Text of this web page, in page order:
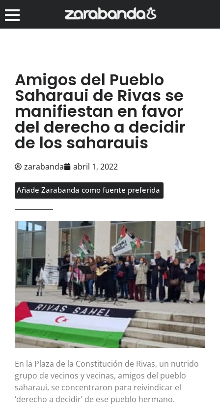
Amigos del Pueblo
Saharaui de Rivas se
manifiestan en favor
del derecho a decidir
de los saharauis
zarabanda abril 1, 2022
Añade Zarabanda como fuente preferida
En la Plaza de la Constitución de Rivas, un nutrido
grupo de vecinos y vecinas, amigos del pueblo
saharaui, se concentraron para reivindicar el
‘derecho a decidir’ de ese pueblo hermano.